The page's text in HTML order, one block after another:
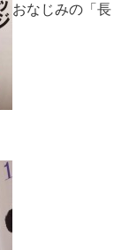
おなじみの「長